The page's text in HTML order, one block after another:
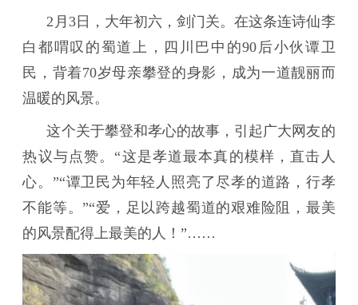
2月3日，大年初六，剑门关。在这条连诗仙李
白都喟叹的蜀道上，四川巴中的90后小伙谭卫
民，背着70岁母亲攀登的身影，成为一道靓丽而
温暖的风景。
这个关于攀登和孝心的故事，引起广大网友的
热议与点赞。“这是孝道最本真的模样，直击人
心。”“谭卫民为年轻人照亮了尽孝的道路，行孝
不能等。”“爱，足以跨越蜀道的艰难险阻，最美
的风景配得上最美的人！”……